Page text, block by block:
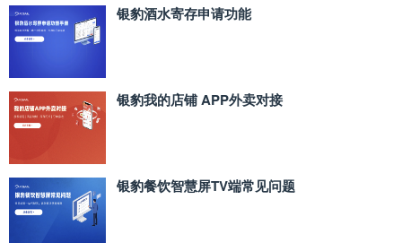
银豹酒水寄存申请功能
银豹我的店铺 APP外卖对接
银豹餐饮智慧屏TV端常见问题